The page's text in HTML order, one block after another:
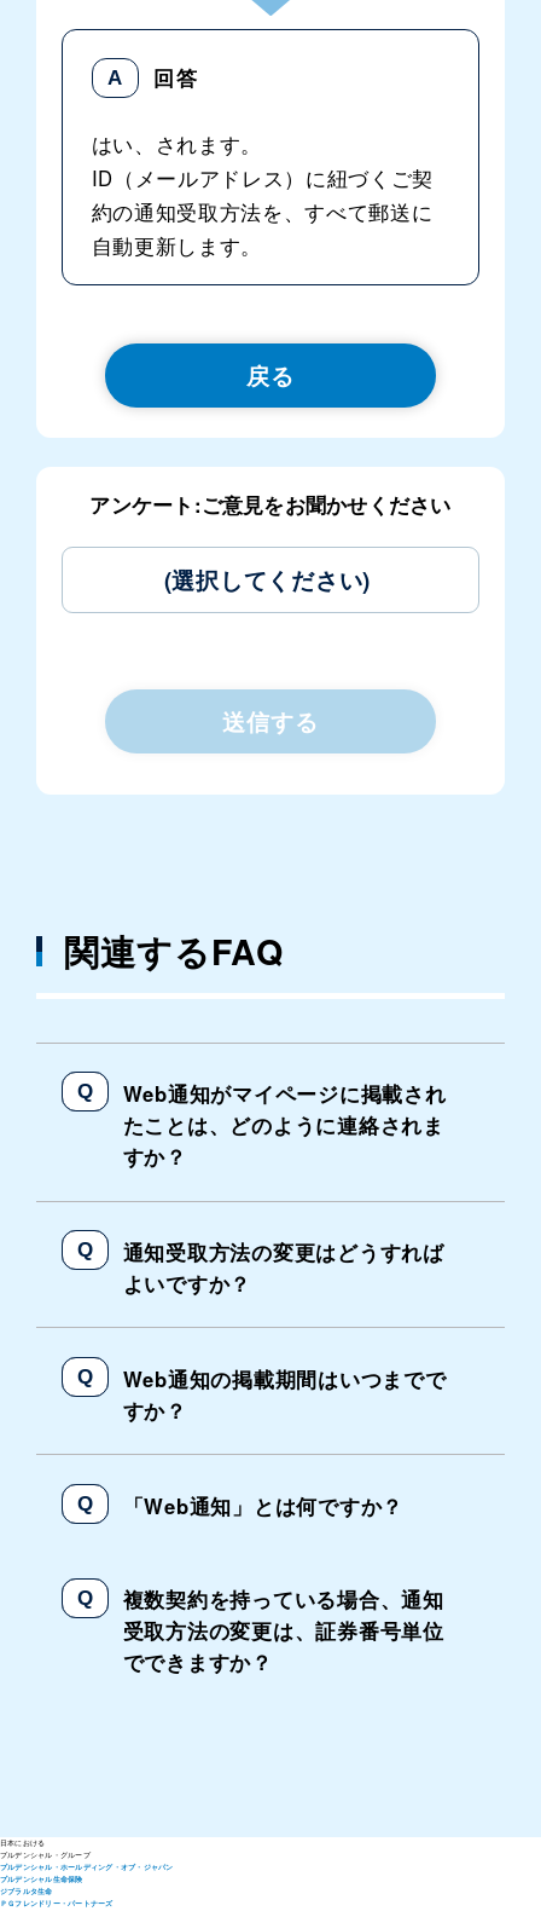
はい、されます。
ID（メールアドレス）に紐づくご契
約の通知受取方法を、すべて郵送に
自動更新します。
戻る
アンケート:ご意見をお聞かせください
(選択してください)
送信する
関連するFAQ
Web通知がマイページに掲載され
たことは、どのように連絡されま
すか？
通知受取方法の変更はどうすれば
よいですか？
Web通知の掲載期間はいつまでで
すか？
「Web通知」とは何ですか？
複数契約を持っている場合、通知
受取方法の変更は、証券番号単位
でできますか？
日本における
プルデンシャル・ グループ
プルデンシャル・ホールディング・オブ・ジャパン
プルデンシャル生命保険
ジブラルタ生命
ＰＧフレンドリー・パートナーズ